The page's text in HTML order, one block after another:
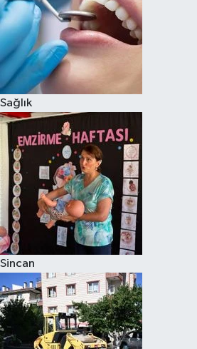
Sağlık
Sincan